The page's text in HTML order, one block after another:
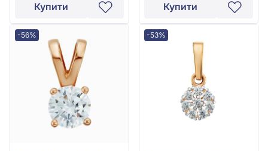
Купити Купити
-56% -53%